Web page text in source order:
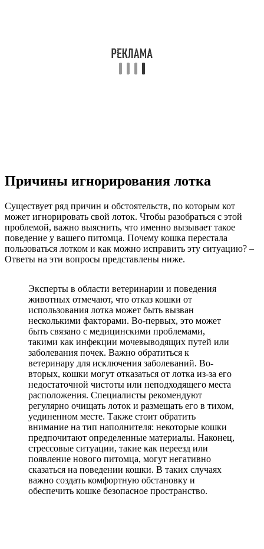
Причины игнорирования лотка
Существует ряд причин и обстоятельств, по которым кот
может игнорировать свой лоток. Чтобы разобраться с этой
проблемой, важно выяснить, что именно вызывает такое
поведение у вашего питомца. Почему кошка перестала
пользоваться лотком и как можно исправить эту ситуацию? –
Ответы на эти вопросы представлены ниже.
Эксперты в области ветеринарии и поведения
животных отмечают, что отказ кошки от
использования лотка может быть вызван
несколькими факторами. Во-первых, это может
быть связано с медицинскими проблемами,
такими как инфекции мочевыводящих путей или
заболевания почек. Важно обратиться к
ветеринару для исключения заболеваний. Во-
вторых, кошки могут отказаться от лотка из-за его
недостаточной чистоты или неподходящего места
расположения. Специалисты рекомендуют
регулярно очищать лоток и размещать его в тихом,
уединенном месте. Также стоит обратить
внимание на тип наполнителя: некоторые кошки
предпочитают определенные материалы. Наконец,
стрессовые ситуации, такие как переезд или
появление нового питомца, могут негативно
сказаться на поведении кошки. В таких случаях
важно создать комфортную обстановку и
обеспечить кошке безопасное пространство.